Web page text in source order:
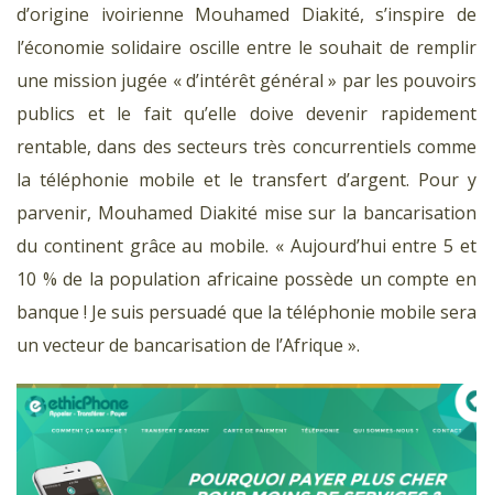
d’origine ivoirienne Mouhamed Diakité, s’inspire de
l’économie solidaire oscille entre le souhait de remplir
une mission jugée « d’intérêt général » par les pouvoirs
publics et le fait qu’elle doive devenir rapidement
rentable, dans des secteurs très concurrentiels comme
la téléphonie mobile et le transfert d’argent. Pour y
parvenir, Mouhamed Diakité mise sur la bancarisation
du continent grâce au mobile. « Aujourd’hui entre 5 et
10 % de la population africaine possède un compte en
banque ! Je suis persuadé que la téléphonie mobile sera
un vecteur de bancarisation de l’Afrique ».